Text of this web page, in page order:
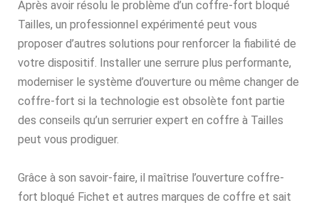
Après avoir résolu le problème d’un coffre-fort bloqué
Tailles, un professionnel expérimenté peut vous
proposer d’autres solutions pour renforcer la fiabilité de
votre dispositif. Installer une serrure plus performante,
moderniser le système d’ouverture ou même changer de
coffre-fort si la technologie est obsolète font partie
des conseils qu’un serrurier expert en coffre à Tailles
peut vous prodiguer.
Grâce à son savoir-faire, il maîtrise l’ouverture coffre-
fort bloqué Fichet et autres marques de coffre et sait